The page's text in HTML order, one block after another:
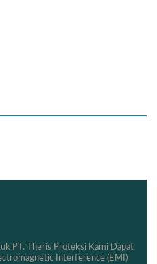
PT. Theris Proteksi Kami Dapat
Interference (EMI)